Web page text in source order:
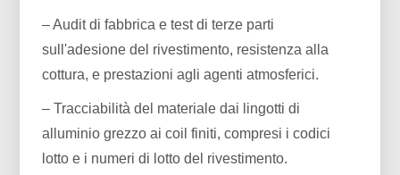
– Audit di fabbrica e test di terze parti
sull'adesione del rivestimento, resistenza alla
cottura, e prestazioni agli agenti atmosferici.
– Tracciabilità del materiale dai lingotti di
alluminio grezzo ai coil finiti, compresi i codici
lotto e i numeri di lotto del rivestimento.